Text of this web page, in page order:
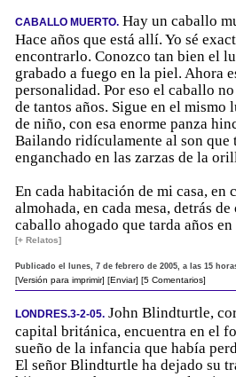
CABALLO MUERTO. Hay un caballo
Hace años que está allí. Yo sé
encontrarlo. Conozco tan bien el
grabado a fuego en la piel. Ahora
personalidad. Por eso el caballo
de tantos años. Sigue en el mismo
de niño, con esa enorme panza
Bailando ridículamente al son que
enganchado en las zarzas de la
En cada habitación de mi casa, en
almohada, en cada mesa, detrás
caballo ahogado que tarda años
[+ Relatos]
Publicado el lunes, 7 de febrero de 2005, a las 15
[Versión para imprimir] [Enviar] [5 Comentarios]
LONDRES.3-2-05. John Blindturtle,
capital británica, encuentra en el
sueño de la infancia que había
El señor Blindturtle ha dejado su